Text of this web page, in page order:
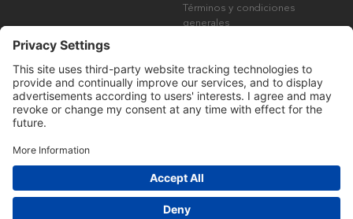
Términos y condiciones
generales
Derechos de autor © Many Brands AB 2023. Todos los derechos